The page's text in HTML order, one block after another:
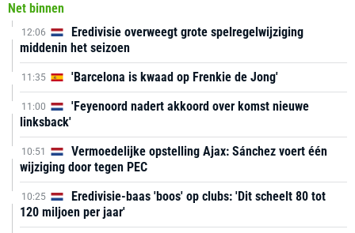
Net binnen
12:06
Eredivisie overweegt grote spelregelwijziging
middenin het seizoen
11:35 'Barcelona is kwaad op Frenkie de Jong'
11:00
'Feyenoord nadert akkoord over komst nieuwe
linksback'
10:51
Vermoedelijke opstelling Ajax: Sánchez voert één
wijziging door tegen PEC
10:25
Eredivisie-baas 'boos' op clubs: 'Dit scheelt 80 tot
120 miljoen per jaar'